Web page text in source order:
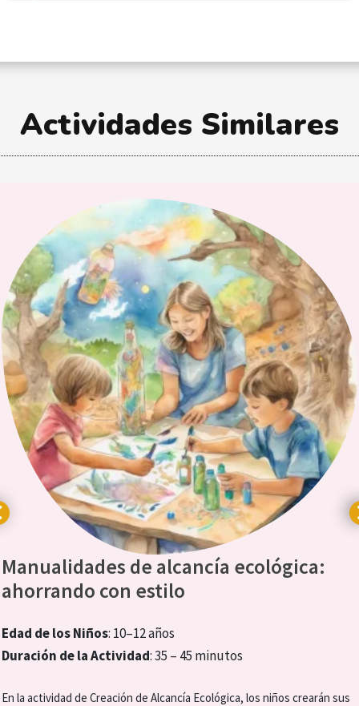
Actividades Similares
Manualidades de alcancía ecológica:
ahorrando con estilo
Edad de los Niños: 10–12 años
Duración de la Actividad: 35 – 45 minutos
En la actividad de Creación de Alcancía Ecológica, los niños crearán sus